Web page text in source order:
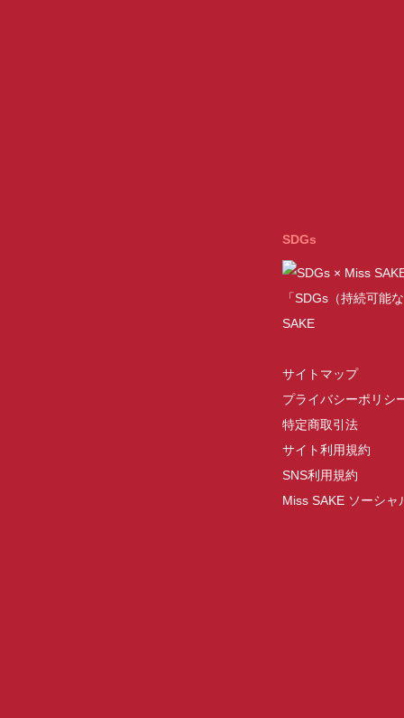
SDGs
「SDGs（持続可能
SAKE
サイトマップ
プライバシーポリシ
特定商取引法
サイト利用規約
SNS利用規約
Miss SAKE ソーシ